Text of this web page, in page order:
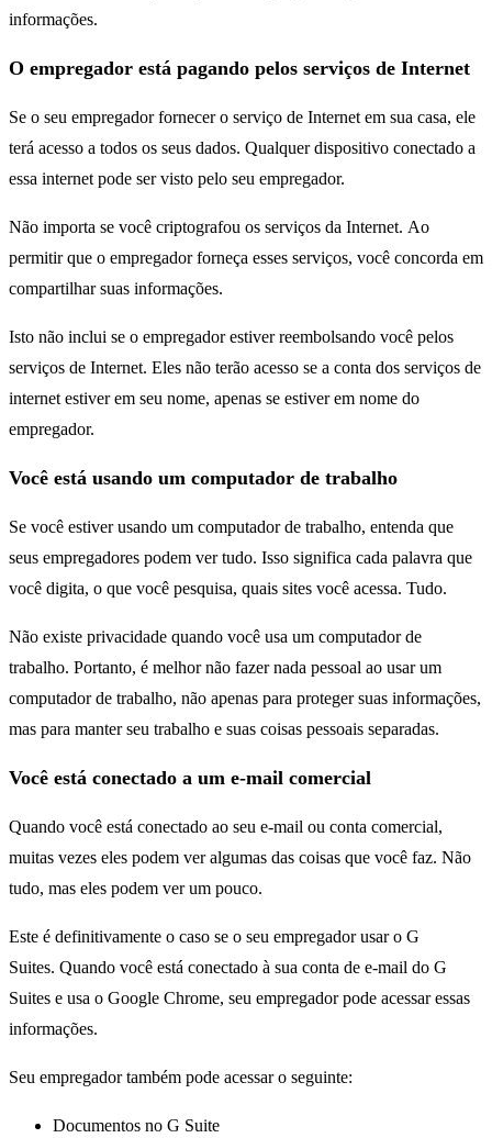
informações.
O empregador está pagando pelos serviços de Internet
Se o seu empregador fornecer o serviço de Internet em sua casa, ele
terá acesso a todos os seus dados. Qualquer dispositivo conectado a
essa internet pode ser visto pelo seu empregador.
Não importa se você criptografou os serviços da Internet. Ao
permitir que o empregador forneça esses serviços, você concorda em
compartilhar suas informações.
Isto não inclui se o empregador estiver reembolsando você pelos
serviços de Internet. Eles não terão acesso se a conta dos serviços de
internet estiver em seu nome, apenas se estiver em nome do
empregador.
Você está usando um computador de trabalho
Se você estiver usando um computador de trabalho, entenda que
seus empregadores podem ver tudo. Isso significa cada palavra que
você digita, o que você pesquisa, quais sites você acessa. Tudo.
Não existe privacidade quando você usa um computador de
trabalho. Portanto, é melhor não fazer nada pessoal ao usar um
computador de trabalho, não apenas para proteger suas informações,
mas para manter seu trabalho e suas coisas pessoais separadas.
Você está conectado a um e-mail comercial
Quando você está conectado ao seu e-mail ou conta comercial,
muitas vezes eles podem ver algumas das coisas que você faz. Não
tudo, mas eles podem ver um pouco.
Este é definitivamente o caso se o seu empregador usar o G
Suites. Quando você está conectado à sua conta de e-mail do G
Suites e usa o Google Chrome, seu empregador pode acessar essas
informações.
Seu empregador também pode acessar o seguinte:
Documentos no G Suite